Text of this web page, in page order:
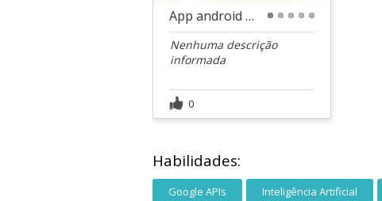
App android desenvolvido e publicado na play store
Nenhuma descrição
informada
0
Habilidades:
Google APIs Inteligência Artificial